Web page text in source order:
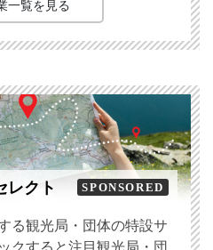
一覧を見る
レクト SPONSORED
る観光局・団体の特設サ
クすると注目観光局・団